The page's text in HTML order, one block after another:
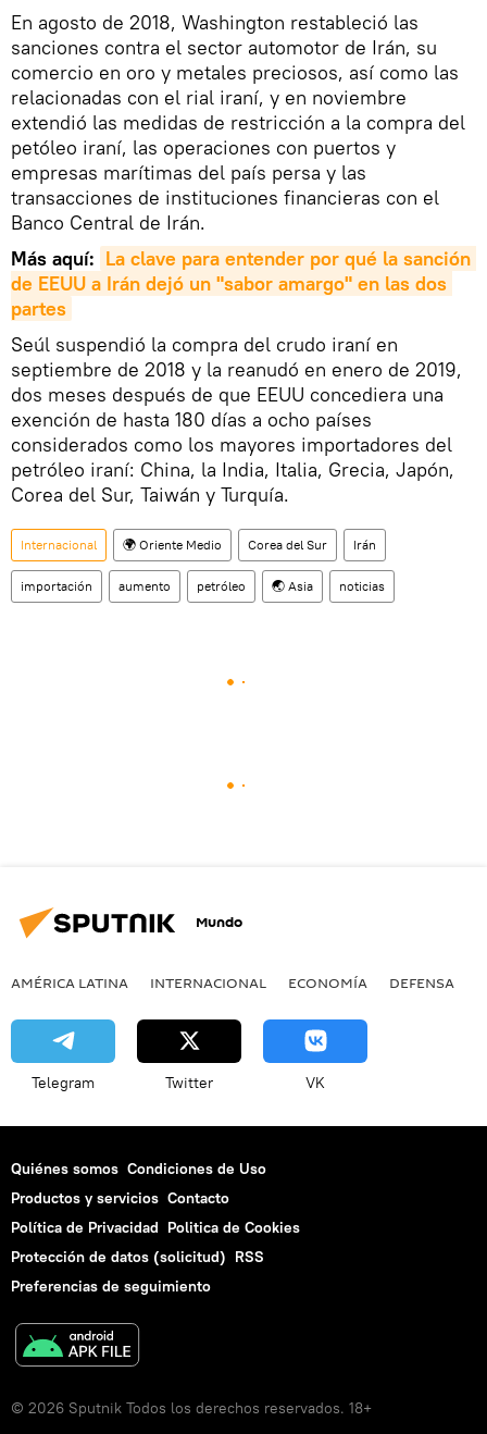
En agosto de 2018, Washington restableció las
sanciones contra el sector automotor de Irán, su
comercio en oro y metales preciosos, así como las
relacionadas con el rial iraní, y en noviembre
extendió las medidas de restricción a la compra del
petóleo iraní, las operaciones con puertos y
empresas marítimas del país persa y las
transacciones de instituciones financieras con el
Banco Central de Irán.
Más aquí: La clave para entender por qué la sanción
de EEUU a Irán dejó un "sabor amargo" en las dos
partes
Seúl suspendió la compra del crudo iraní en
septiembre de 2018 y la reanudó en enero de 2019,
dos meses después de que EEUU concediera una
exención de hasta 180 días a ocho países
considerados como los mayores importadores del
petróleo iraní: China, la India, Italia, Grecia, Japón,
Corea del Sur, Taiwán y Turquía.
Internacional 🌍 Oriente Medio Corea del Sur Irán
importación aumento petróleo 🌏 Asia noticias
Mundo
AMÉRICA LATINA INTERNACIONAL ECONOMÍA DEFENSA
Telegram Twitter VK
Quiénes somos Condiciones de Uso
Productos y servicios Contacto
Política de Privacidad Politica de Cookies
Protección de datos (solicitud) RSS
Preferencias de seguimiento
© 2026 Sputnik Todos los derechos reservados. 18+